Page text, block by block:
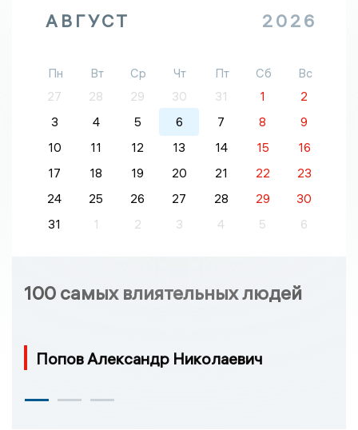
АВГУСТ 2026
Пн Вт Ср Чт Пт Сб
Вс
27
28 29 30 31 1
2
3
4 5 6 7 8
9
10
11 12 13 14 15
16
17
18 19 20 21 22
23
24
25 26 27 28 29
30
31
1 2 3 4 5 6
100 самых влиятельных людей
Попов Александр Николаевич